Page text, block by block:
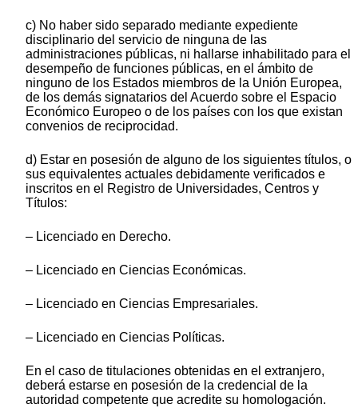
c) No haber sido separado mediante expediente
disciplinario del servicio de ninguna de las
administraciones públicas, ni hallarse inhabilitado para el
desempeño de funciones públicas, en el ámbito de
ninguno de los Estados miembros de la Unión Europea,
de los demás signatarios del Acuerdo sobre el Espacio
Económico Europeo o de los países con los que existan
convenios de reciprocidad.
d) Estar en posesión de alguno de los siguientes títulos, o
sus equivalentes actuales debidamente verificados e
inscritos en el Registro de Universidades, Centros y
Títulos:
– Licenciado en Derecho.
– Licenciado en Ciencias Económicas.
– Licenciado en Ciencias Empresariales.
– Licenciado en Ciencias Políticas.
En el caso de titulaciones obtenidas en el extranjero,
deberá estarse en posesión de la credencial de la
autoridad competente que acredite su homologación.